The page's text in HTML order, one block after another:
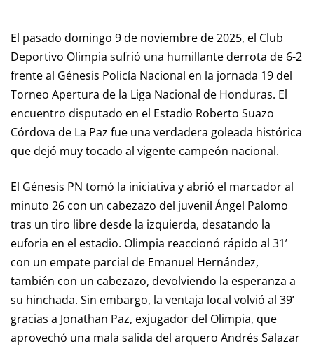
El pasado domingo 9 de noviembre de 2025, el Club
Deportivo Olimpia sufrió una humillante derrota de 6-2
frente al Génesis Policía Nacional en la jornada 19 del
Torneo Apertura de la Liga Nacional de Honduras. El
encuentro disputado en el Estadio Roberto Suazo
Córdova de La Paz fue una verdadera goleada histórica
que dejó muy tocado al vigente campeón nacional.
El Génesis PN tomó la iniciativa y abrió el marcador al
minuto 26 con un cabezazo del juvenil Ángel Palomo
tras un tiro libre desde la izquierda, desatando la
euforia en el estadio. Olimpia reaccionó rápido al 31’
con un empate parcial de Emanuel Hernández,
también con un cabezazo, devolviendo la esperanza a
su hinchada. Sin embargo, la ventaja local volvió al 39’
gracias a Jonathan Paz, exjugador del Olimpia, que
aprovechó una mala salida del arquero Andrés Salazar